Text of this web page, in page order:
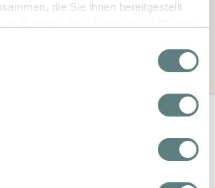
die Sie ihnen bereitgestellt